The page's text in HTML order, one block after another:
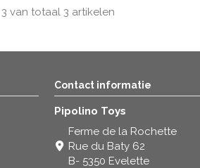
3 van totaal 3 artikelen
Contact informatie
Pipolino Toys
Ferme de la Rochette
Rue du Baty 62
B- 5350 Evelette